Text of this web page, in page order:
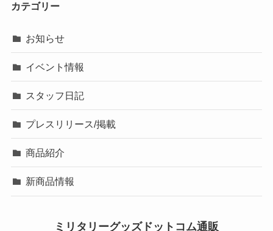
カテゴリー
お知らせ
イベント情報
スタッフ日記
プレスリリース/掲載
商品紹介
新商品情報
ミリタリーグッズドットコム通販